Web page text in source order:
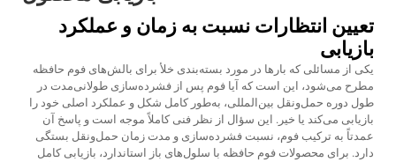
تعیین انتظارات نسبت به زمان و عملکرد
بازیابی
یکی از مسائلی که بارها در مورد بسته‌بندی خلأ برای بالش‌های فوم حافظه
مطرح می‌شود، این است که آیا فوم پس از فشرده‌سازی طولانی‌مدت در
طول دوره حمل‌ونقل بین‌المللی، به‌طور کامل شکل و عملکرد اصلی خود را
بازیابی می‌کند یا خیر. این سؤال از نظر فنی کاملاً موجه است و پاسخ آن
عمدتاً به ترکیب فوم، نسبت فشرده‌سازی و مدت زمان حمل‌ونقل بستگی
دارد. برای محصولات فوم حافظه با سلول‌های باز استاندارد، بازیابی کامل